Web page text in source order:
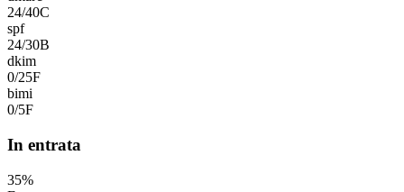
24/40C
spf
24/30B
dkim
0/25F
bimi
0/5F
In entrata
35%